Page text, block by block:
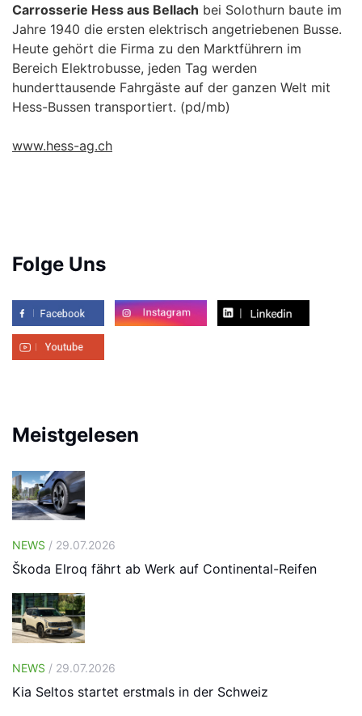
Carrosserie Hess aus Bellach bei Solothurn baute im
Jahre 1940 die ersten elektrisch angetriebenen Busse.
Heute gehört die Firma zu den Marktführern im
Bereich Elektrobusse, jeden Tag werden
hunderttausende Fahrgäste auf der ganzen Welt mit
Hess-Bussen transportiert. (pd/mb)
www.hess-ag.ch
Folge Uns
Meistgelesen
NEWS / 29.07.2026
Škoda Elroq fährt ab Werk auf Continental-Reifen
NEWS / 29.07.2026
Kia Seltos startet erstmals in der Schweiz